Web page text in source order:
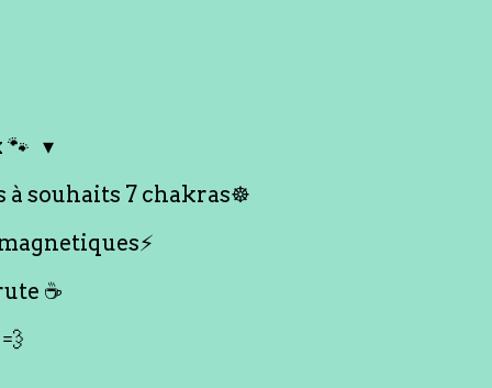
souhaits 7 chakras☸️
☕️